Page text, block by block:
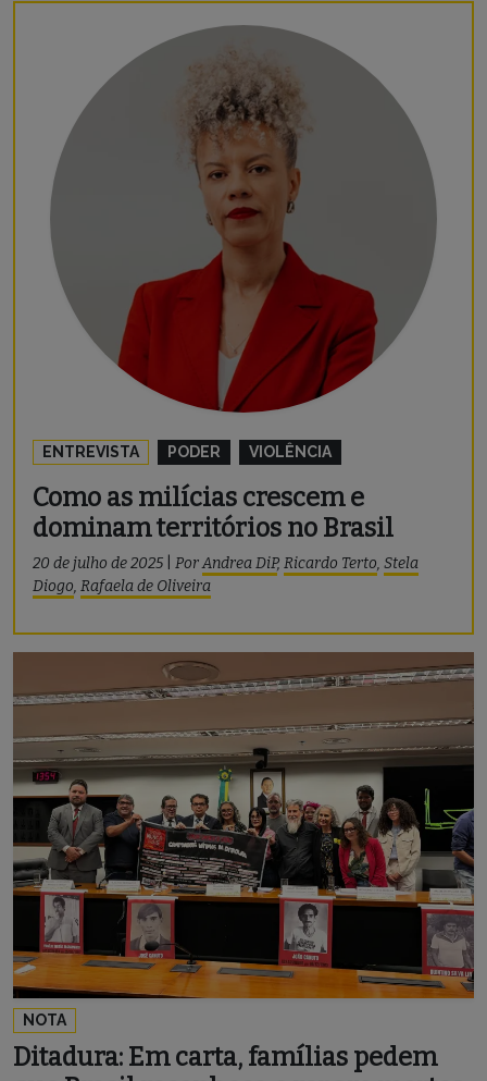
ENTREVISTA PODER VIOLÊNCIA
Como as milícias crescem e
dominam territórios no Brasil
20 de julho de 2025 PorAndrea DiP, Ricardo Terto, Stela
Diogo, Rafaela de Oliveira
NOTA
Ditadura: Em carta, famílias pedem